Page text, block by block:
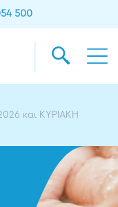
500
και ΚΥΡΙΑΚΗ